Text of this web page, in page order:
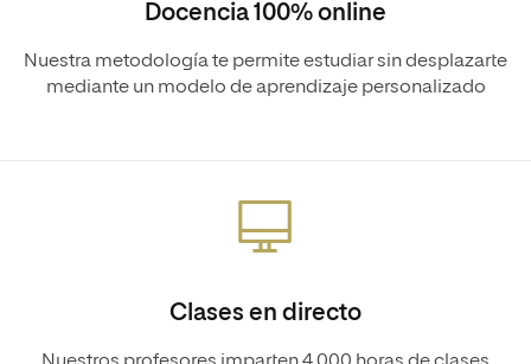
Docencia 100% online
Nuestra metodología te permite estudiar sin desplazarte
mediante un modelo de aprendizaje personalizado
Clases en directo